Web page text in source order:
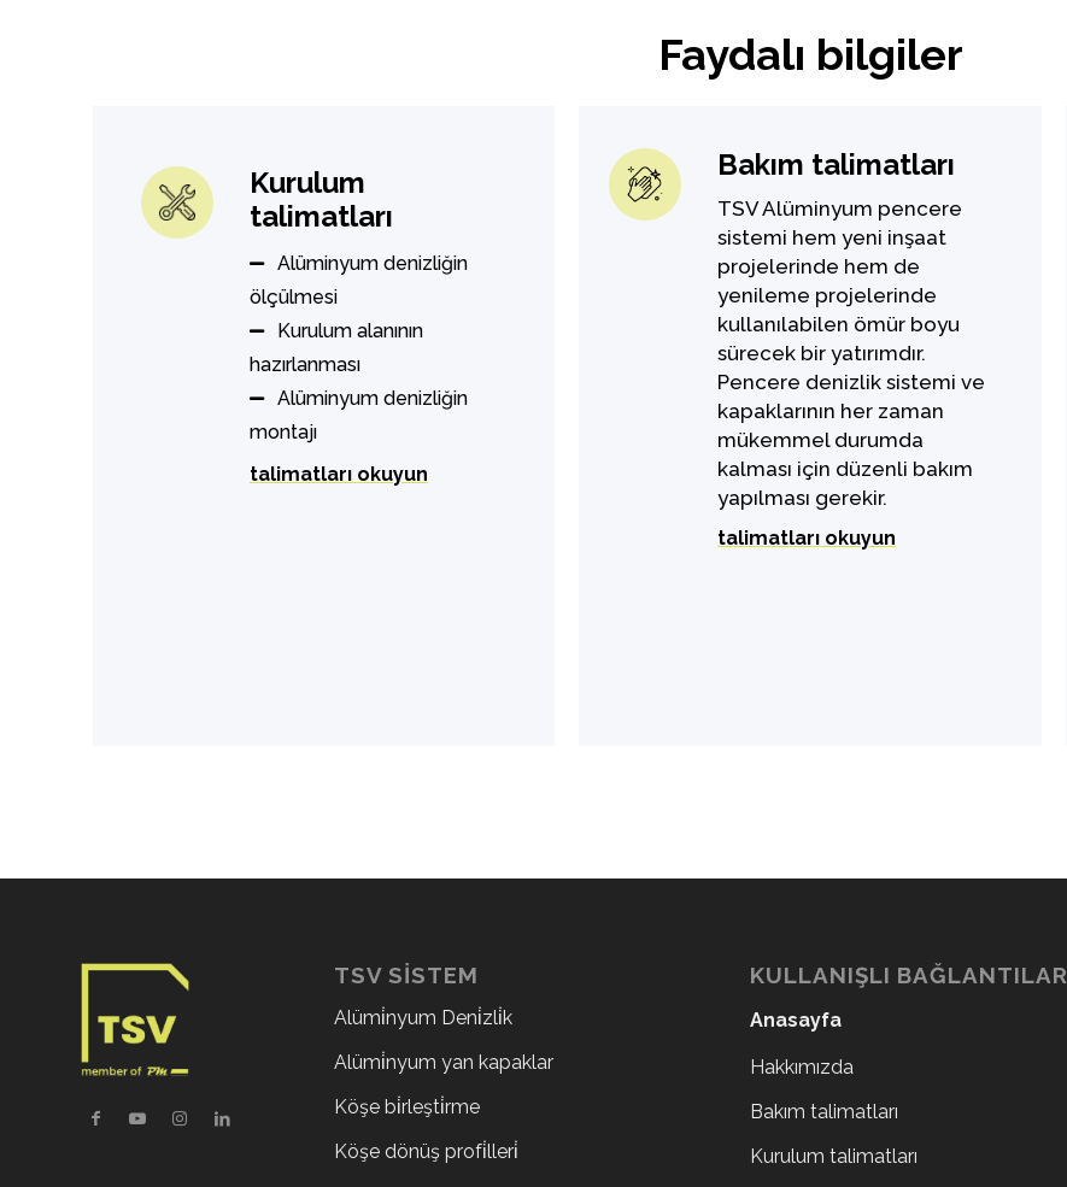
Faydalı bilgiler
Kurulum
talimatları
Alüminyum denizliğin
ölçülmesi
Kurulum alanının
hazırlanması
Alüminyum denizliğin
montajı
talimatları okuyun
Bakım talimatları
TSV Alüminyum pencere
sistemi hem yeni inşaat
projelerinde hem de
yenileme projelerinde
kullanılabilen ömür boyu
sürecek bir yatırımdır.
Pencere denizlik sistemi ve
kapaklarının her zaman
mükemmel durumda
kalması için düzenli bakım
yapılması gerekir.
talimatları okuyun
TSV SISTEM
Alümi̇nyum Deni̇zli̇k
Alümi̇nyum yan kapaklar
Köşe bi̇rleşti̇rme
Köşe dönüş profi̇lleri̇
KULLANIŞLI BAĞLANTILAR
Anasayfa
Hakkımızda
Bakım talimatları
Kurulum talimatları